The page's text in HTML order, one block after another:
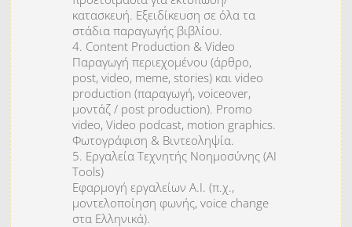
κατασκευή. Εξειδίκευση σε όλα τα
στάδια παραγωγής βιβλίου.
4. Content Production & Video
Παραγωγή περιεχομένου (άρθρο,
post, video, meme, stories) και video
production (παραγωγή, voiceover,
μοντάζ / post production). Promo
video, Video podcast, motion graphics.
Φωτογράφιση & Βιντεοληψία.
5. Εργαλεία Τεχνητής Νοημοσύνης (AI
Tools)
Εφαρμογή εργαλείων Α.Ι. (π.χ.,
μοντελοποίηση φωνής, voice change
στα Ελληνικά).